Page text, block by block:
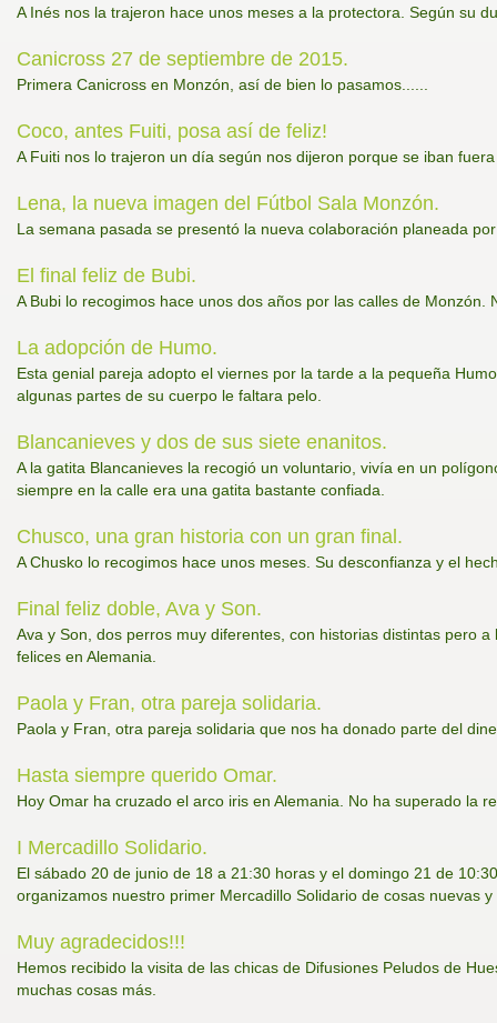
A Inés nos la trajeron hace unos meses a la protectora. Según su
Canicross 27 de septiembre de 2015.
Primera Canicross en Monzón, así de bien lo pasamos......
Coco, antes Fuiti, posa así de feliz!
A Fuiti nos lo trajeron un día según nos dijeron porque se iban
Lena, la nueva imagen del Fútbol Sala Monzón.
La semana pasada se presentó la nueva colaboración planeada
El final feliz de Bubi.
A Bubi lo recogimos hace unos dos años por las calles de Monzón.
La adopción de Humo.
Esta genial pareja adopto el viernes por la tarde a la pequeña
algunas partes de su cuerpo le faltara pelo.
Blancanieves y dos de sus siete enanitos.
A la gatita Blancanieves la recogió un voluntario, vivía en un
siempre en la calle era una gatita bastante confiada.
Chusco, una gran historia con un gran final.
A Chusko lo recogimos hace unos meses. Su desconfianza y el
Final feliz doble, Ava y Son.
Ava y Son, dos perros muy diferentes, con historias distintas pero
felices en Alemania.
Paola y Fran, otra pareja solidaria.
Paola y Fran, otra pareja solidaria que nos ha donado parte del
Hasta siempre querido Omar.
Hoy Omar ha cruzado el arco iris en Alemania. No ha superado la
I Mercadillo Solidario.
El sábado 20 de junio de 18 a 21:30 horas y el domingo 21 de
organizamos nuestro primer Mercadillo Solidario de cosas nuevas
Muy agradecidos!!!
Hemos recibido la visita de las chicas de Difusiones Peludos de
muchas cosas más.